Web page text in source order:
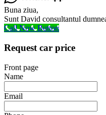
Buna ziua,
Sunt David consultantul
Call Now Button
Request car price
Front page
Name
Email